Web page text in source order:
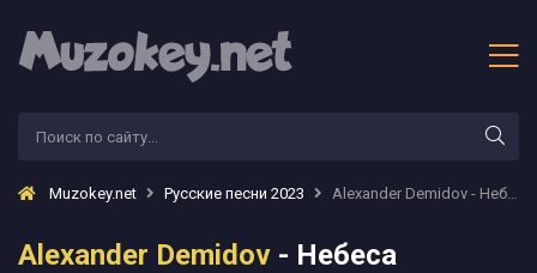
Muzokey.net Русские песни 2023 Alexander Demidov - Небеса
Alexander Demidov - Небеса